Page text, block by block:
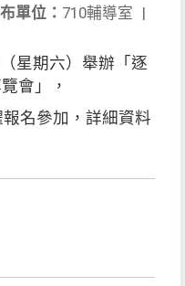
單位： 710輔導室 |
星期六）舉辦「逐
會」，
名參加，詳細資料